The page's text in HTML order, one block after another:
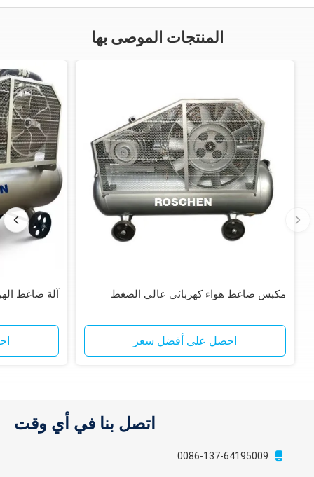
المنتجات الموصى بها
مكبس ضاغط هواء كهربائي عالي الضغط
احصل على أفضل سعر
آلة ضاغط
اتصل بنا في أي وقت
0086-137-64195009